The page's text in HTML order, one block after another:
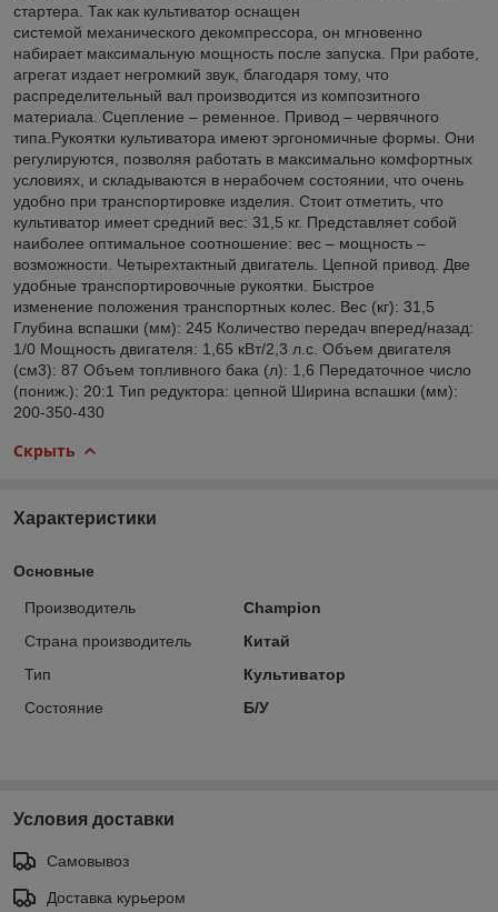
стартера. Так как культиватор оснащен
системой механического декомпрессора, он мгновенно
набирает максимальную мощность после запуска. При работе,
агрегат издает негромкий звук, благодаря тому, что
распределительный вал производится из композитного
материала. Сцепление – ременное. Привод – червячного
типа.Рукоятки культиватора имеют эргономичные формы. Они
регулируются, позволяя работать в максимально комфортных
условиях, и складываются в нерабочем состоянии, что очень
удобно при транспортировке изделия. Стоит отметить, что
культиватор имеет средний вес: 31,5 кг. Представляет собой
наиболее оптимальное соотношение: вес – мощность –
возможности. Четырехтактный двигатель. Цепной привод. Две
удобные транспортировочные рукоятки. Быстрое
изменение положения транспортных колес. Вес (кг): 31,5
Глубина вспашки (мм): 245 Количество передач вперед/назад:
1/0 Мощность двигателя: 1,65 кВт/2,3 л.с. Объем двигателя
(см3): 87 Объем топливного бака (л): 1,6 Передаточное число
(пониж.): 20:1 Тип редуктора: цепной Ширина вспашки (мм):
200-350-430
Скрыть
Характеристики
Основные
Производитель
Champion
Страна производитель
Китай
Тип
Культиватор
Состояние
Б/У
Условия доставки
Самовывоз
Доставка курьером